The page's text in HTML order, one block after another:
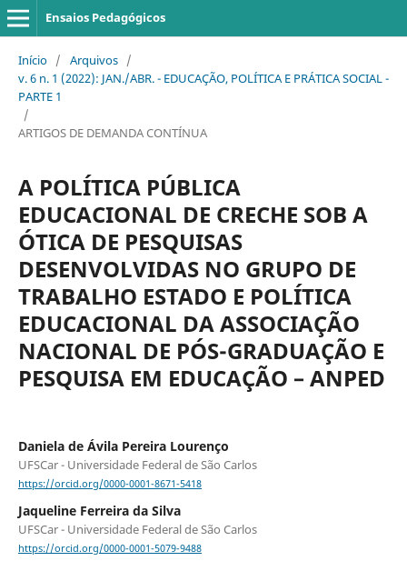
Ensaios Pedagógicos
Início / Arquivos /
v. 6 n. 1 (2022): JAN./ABR. - EDUCAÇÃO, POLÍTICA E PRÁTICA SOCIAL -
PARTE 1
/
ARTIGOS DE DEMANDA CONTÍNUA
A POLÍTICA PÚBLICA
EDUCACIONAL DE CRECHE SOB A
ÓTICA DE PESQUISAS
DESENVOLVIDAS NO GRUPO DE
TRABALHO ESTADO E POLÍTICA
EDUCACIONAL DA ASSOCIAÇÃO
NACIONAL DE PÓS-GRADUAÇÃO E
PESQUISA EM EDUCAÇÃO – ANPED
Daniela de Ávila Pereira Lourenço
UFSCar - Universidade Federal de São Carlos
https://orcid.org/0000-0001-8671-5418
Jaqueline Ferreira da Silva
UFSCar - Universidade Federal de São Carlos
https://orcid.org/0000-0001-5079-9488